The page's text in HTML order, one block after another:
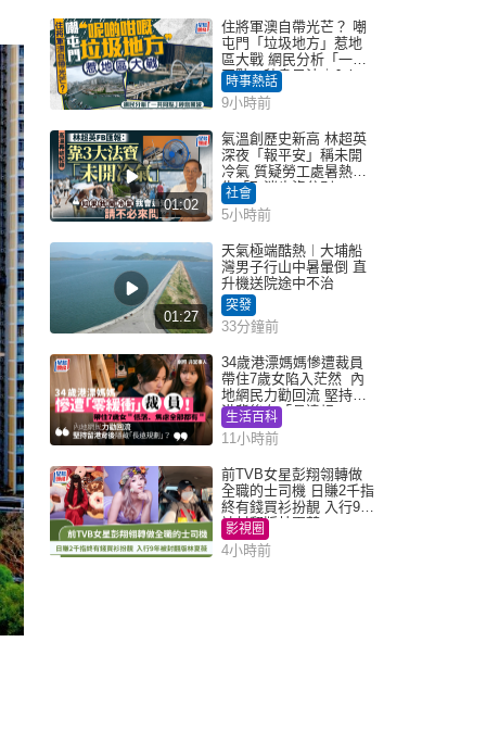
住將軍澳自帶光芒？ 嘲
屯門「垃圾地方」惹地
區大戰 網民分析「一共
同點」秒息風波｜Juicy
叮
時事熱話
9小時前
01:02
氣溫創歷史新高 林超英
深夜「報平安」稱未開
冷氣 質疑勞工處暑熱警
告「取消也沒分別」
社會
5小時前
01:27
天氣極端酷熱︱大埔船
灣男子行山中暑暈倒 直
升機送院途中不治
突發
33分鐘前
34歲港漂媽媽慘遭裁員
帶住7歲女陷入茫然 內
地網民力勸回流 堅持留
港背後有「長遠規
劃」？
生活百科
11小時前
前TVB女星彭翔翎轉做
全職的士司機 日賺2千指
終有錢買衫扮靚 入行9年
被封翻版林夏薇
影視圈
4小時前